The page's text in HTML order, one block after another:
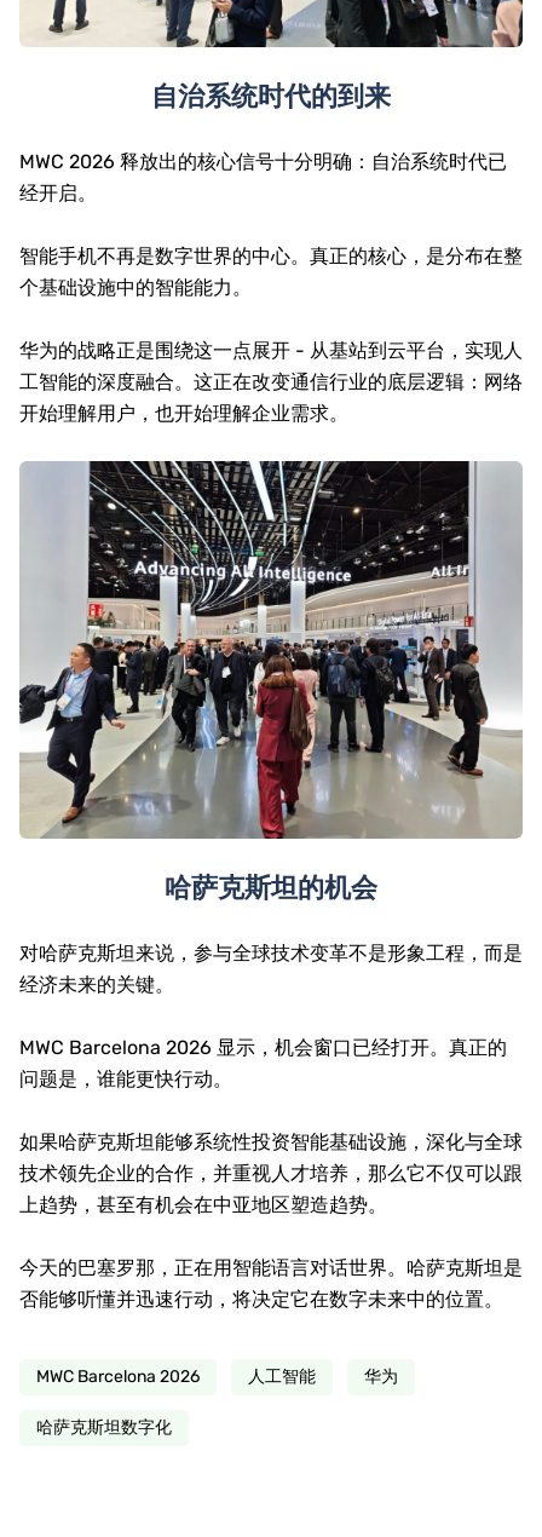
自治系统时代的到来
MWC 2026 释放出的核心信号十分明确：自治系统时代已
经开启。
智能手机不再是数字世界的中心。真正的核心，是分布在整
个基础设施中的智能能力。
华为的战略正是围绕这一点展开 - 从基站到云平台，实现人
工智能的深度融合。这正在改变通信行业的底层逻辑：网络
开始理解用户，也开始理解企业需求。
哈萨克斯坦的机会
对哈萨克斯坦来说，参与全球技术变革不是形象工程，而是
经济未来的关键。
MWC Barcelona 2026 显示，机会窗口已经打开。真正的
问题是，谁能更快行动。
如果哈萨克斯坦能够系统性投资智能基础设施，深化与全球
技术领先企业的合作，并重视人才培养，那么它不仅可以跟
上趋势，甚至有机会在中亚地区塑造趋势。
今天的巴塞罗那，正在用智能语言对话世界。哈萨克斯坦是
否能够听懂并迅速行动，将决定它在数字未来中的位置。
MWC Barcelona 2026 人工智能 华为
哈萨克斯坦数字化